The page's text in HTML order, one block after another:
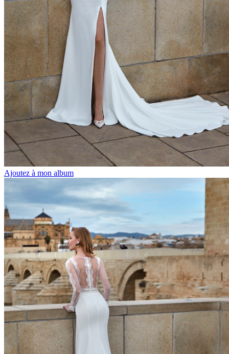
Ajoutez à mon album